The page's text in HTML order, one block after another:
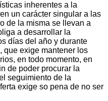
inherentes a la
un carácter singular a las
de la misma se llevan a
a desarrollar la
días del año y durante
que exige mantener los
en todo momento, en
de poder procurar la
seguimiento de la
exige so pena de no ser